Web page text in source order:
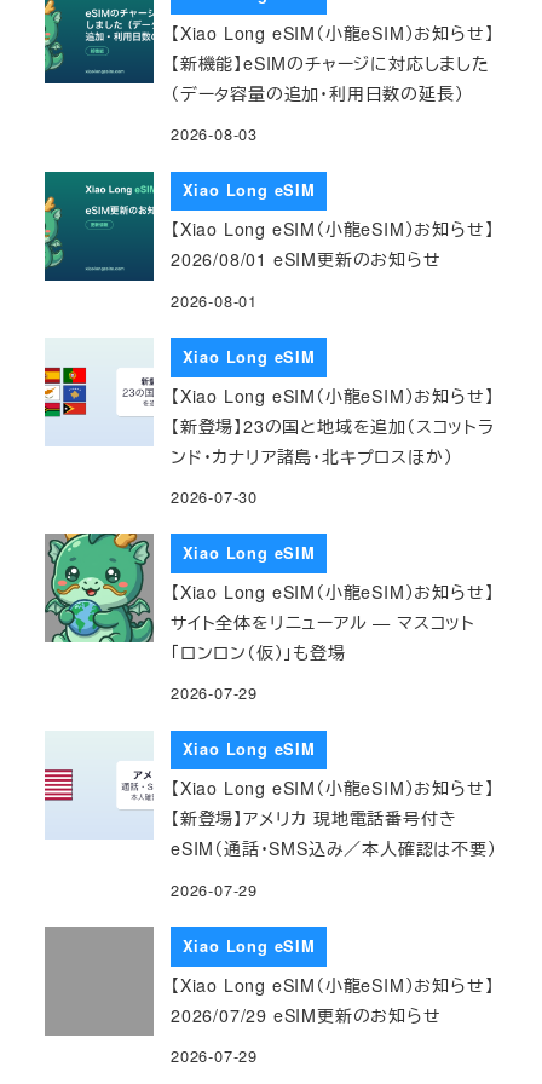
【Xiao Long eSIM（小龍eSIM）お知らせ】
【新機能】eSIMのチャージに対応しました
（データ容量の追加・利用日数の延長）
2026-08-03
Xiao Long eSIM
【Xiao Long eSIM（小龍eSIM）お知らせ】
2026/08/01 eSIM更新のお知らせ
2026-08-01
Xiao Long eSIM
【Xiao Long eSIM（小龍eSIM）お知らせ】
【新登場】23の国と地域を追加（スコットラ
ンド・カナリア諸島・北キプロスほか）
2026-07-30
Xiao Long eSIM
【Xiao Long eSIM（小龍eSIM）お知らせ】
サイト全体をリニューアル — マスコット
「ロンロン（仮）」も登場
2026-07-29
Xiao Long eSIM
【Xiao Long eSIM（小龍eSIM）お知らせ】
【新登場】アメリカ 現地電話番号付き
eSIM（通話・SMS込み／本人確認は不要）
2026-07-29
Xiao Long eSIM
【Xiao Long eSIM（小龍eSIM）お知らせ】
2026/07/29 eSIM更新のお知らせ
2026-07-29